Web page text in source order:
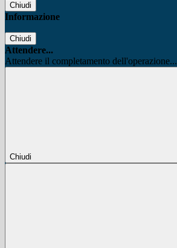
Chiudi
Informazione
Chiudi
Attendere...
Attendere il completamento dell'operazione...
Chiudi